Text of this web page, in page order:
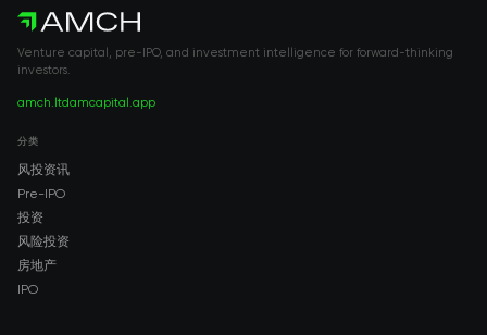
Venture capital, pre-IPO, and investment intelligence for forward-thinking
investors.
amch.ltdamcapital.app
分类
风投资讯
Pre-IPO
投资
风险投资
房地产
IPO